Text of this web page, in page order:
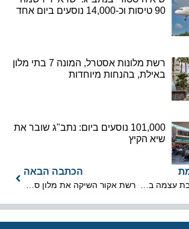
90 טיסות וכ-14,000 נוסעים ביום אחד
רשת מלונות אסטרל, המונה 7 בתי מלון
באילת, בהנחות מיוחדות
101,000 נוסעים ביום: נתב"ג שובר את
שיא הקיץ
בומברדייה ממצבת עצמה בשוק מטוסי מנהלים
הכתבה הבאה
רשת אקור השיקה את מלון סופיטל דובאי אובליסק